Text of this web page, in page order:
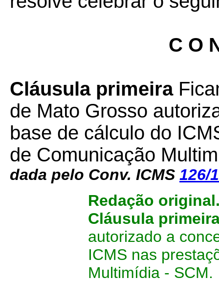
C O
Cláusula primeira
de Mato Grosso
base de cálculo do
de Comunicação
dada pelo Conv. ICMS 126/
Redação
Cláusula
autorizado a
ICMS nas
Multimídia - SCM.